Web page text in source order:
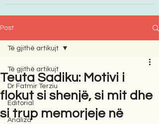
Post
Të gjithë artikujt
Dr Fatmir Terziu
Editorial
Analiza
Të gjithë artikujt
Teuta Sadiku: Motivi i
flokut si shenjë, si mit dhe
si trup memorjeje në